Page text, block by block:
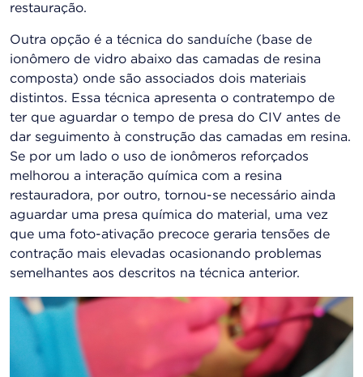
restauração.
Outra opção é a técnica do sanduíche (base de
ionômero de vidro abaixo das camadas de resina
composta) onde são associados dois materiais
distintos. Essa técnica apresenta o contratempo de
ter que aguardar o tempo de presa do CIV antes de
dar seguimento à construção das camadas em resina.
Se por um lado o uso de ionômeros reforçados
melhorou a interação química com a resina
restauradora, por outro, tornou-se necessário ainda
aguardar uma presa química do material, uma vez
que uma foto-ativação precoce geraria tensões de
contração mais elevadas ocasionando problemas
semelhantes aos descritos na técnica anterior.